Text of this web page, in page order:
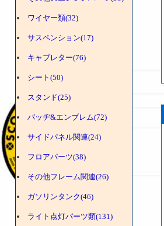
ワイヤー類(32)
サスペンション(17)
キャブレター(76)
シート(50)
スタンド(25)
バッヂ&エンブレム(72)
サイドパネル関連(24)
フロアパーツ(38)
その他フレーム関連(26)
ガソリンタンク(46)
ライト点灯パーツ類(131)